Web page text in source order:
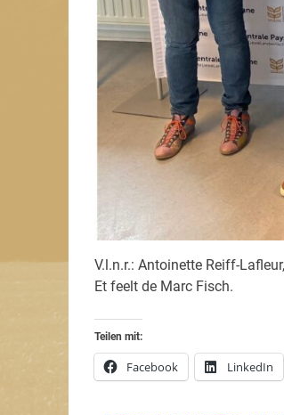
V.l.n.r.: Antoinette Reiff-
Et feelt de Marc Fisch.
Teilen mit:
Facebook LinkedIn